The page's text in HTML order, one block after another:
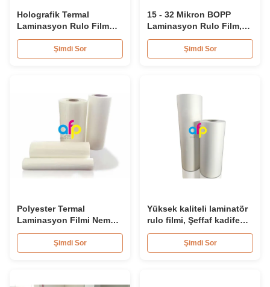
Holografik Termal
Laminasyon Rulo Film
Yarı Saydam Karton /
Kutular İçinŞimdi Sor
15 - 32 Mikron BOPP
Laminasyon Rulo Film,
Polyester Laminasyon
Film RuloŞimdi Sor
Polyester Termal
Laminasyon Filmi Neme
Dayanıklı Plastik
Laminasyon Rulo Film
Şimdi Sor
Yüksek kaliteli laminatör
rulo filmi, Şeffaf kadife
dokunmatik filmi 17
mikron - 30 mikron
Şimdi Sor